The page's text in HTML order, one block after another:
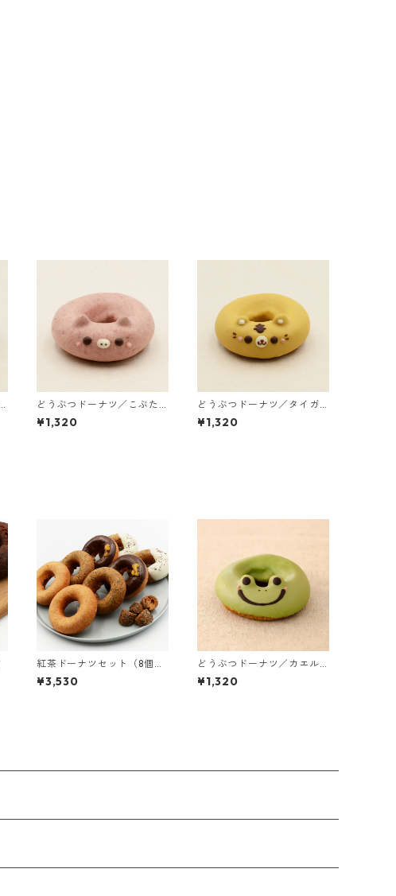
どうぶつドーナツ／こぶた
（3個入り）
¥1,320
どうぶつドーナツ／タイガ
ー（3個入り）
¥1,320
紅茶ドーナツセット（8個＋
ラスク）
¥3,530
どうぶつドーナツ／カエル
くん（3個入り）
¥1,320